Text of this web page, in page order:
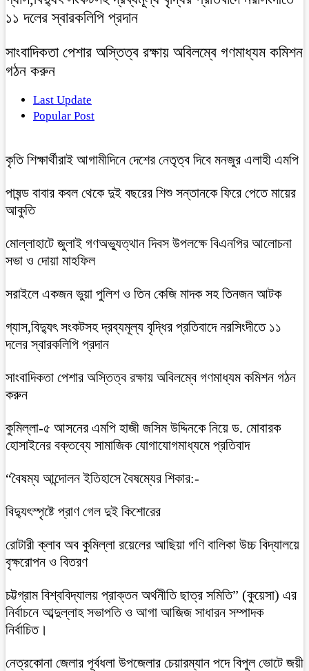
১১ দলের স্বারকলিপি প্রদান
সাংবাদিকতা পেশার অস্তিত্ব রক্ষায় অবিলম্বে গণমাধ্যম কমিশন
গঠন করুন
Last Update
Popular Post
কৃতি শিক্ষার্থীরাই আগামীদিনে দেশের নেতৃত্ব দিবে মনজুর এলাহী এমপি
পাষন্ড বাবার কবল থেকে দুই বছরের শিশু সন্তানকে ফিরে পেতে মায়ের
আকুতি
মোল্লাহাটে জুলাই গণঅভ্যুত্থান দিবস উপলক্ষে বিএনপির আলোচনা
সভা ও দোয়া মাহফিল
সরাইলে একজন ভুয়া পুলিশ ও তিন কেজি মাদক সহ তিনজন আটক
গ্যাস,বিদ্যুৎ সংকটসহ দ্রব্যমূল্য বৃদ্ধির প্রতিবাদে নরসিংদীতে ১১
দলের স্বারকলিপি প্রদান
সাংবাদিকতা পেশার অস্তিত্ব রক্ষায় অবিলম্বে গণমাধ্যম কমিশন গঠন
করুন
কুমিল্লা-৫ আসনের এমপি হাজী জসিম উদ্দিনকে নিয়ে ড. মোবারক
হোসাইনের বক্তব্যে সামাজিক যোগাযোগমাধ্যমে প্রতিবাদ
“বৈষম্য আন্দোলন ইতিহাসে বৈষম্যের শিকার:-
বিদ্যুৎস্পৃষ্টে প্রাণ গেল দুই কিশোরের
রোটারী ক্লাব অব কুমিল্লা রয়েলের আছিয়া গণি বালিকা উচ্চ বিদ্যালয়ে
বৃক্ষরোপন ও বিতরণ
চট্টগ্রাম বিশ্ববিদ্যালয় প্রাক্তন অর্থনীতি ছাত্র সমিতি” (কুয়েসা) এর
নির্বাচনে আব্দুল্লাহ সভাপতি ও আগা আজিজ সাধারন সম্পাদক
নির্বাচিত।
নেত্রকোনা জেলার পূর্বধলা উপজেলার চেয়ারম্যান পদে বিপুল ভোটে জয়ী